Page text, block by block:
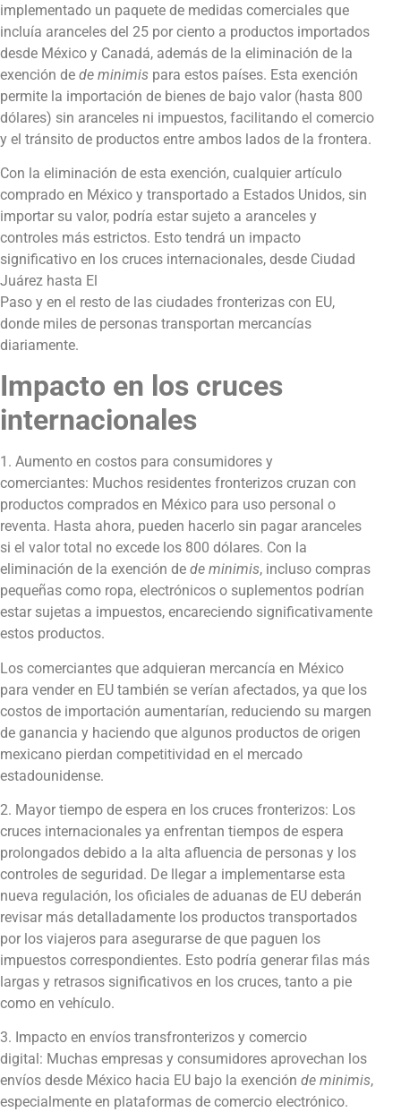
implementado un paquete de medidas comerciales que
incluía aranceles del 25 por ciento a productos importados
desde México y Canadá, además de la eliminación de la
exención de de minimis para estos países. Esta exención
permite la importación de bienes de bajo valor (hasta 800
dólares) sin aranceles ni impuestos, facilitando el comercio
y el tránsito de productos entre ambos lados de la frontera.
Con la eliminación de esta exención, cualquier artículo
comprado en México y transportado a Estados Unidos, sin
importar su valor, podría estar sujeto a aranceles y
controles más estrictos. Esto tendrá un impacto
significativo en los cruces internacionales, desde Ciudad
Juárez hasta El
Paso y en el resto de las ciudades fronterizas con EU,
donde miles de personas transportan mercancías
diariamente.
Impacto en los cruces
internacionales
1. Aumento en costos para consumidores y
comerciantes: Muchos residentes fronterizos cruzan con
productos comprados en México para uso personal o
reventa. Hasta ahora, pueden hacerlo sin pagar aranceles
si el valor total no excede los 800 dólares. Con la
eliminación de la exención de de minimis, incluso compras
pequeñas como ropa, electrónicos o suplementos podrían
estar sujetas a impuestos, encareciendo significativamente
estos productos.
Los comerciantes que adquieran mercancía en México
para vender en EU también se verían afectados, ya que los
costos de importación aumentarían, reduciendo su margen
de ganancia y haciendo que algunos productos de origen
mexicano pierdan competitividad en el mercado
estadounidense.
2. Mayor tiempo de espera en los cruces fronterizos: Los
cruces internacionales ya enfrentan tiempos de espera
prolongados debido a la alta afluencia de personas y los
controles de seguridad. De llegar a implementarse esta
nueva regulación, los oficiales de aduanas de EU deberán
revisar más detalladamente los productos transportados
por los viajeros para asegurarse de que paguen los
impuestos correspondientes. Esto podría generar filas más
largas y retrasos significativos en los cruces, tanto a pie
como en vehículo.
3. Impacto en envíos transfronterizos y comercio
digital: Muchas empresas y consumidores aprovechan los
envíos desde México hacia EU bajo la exención de minimis,
especialmente en plataformas de comercio electrónico.